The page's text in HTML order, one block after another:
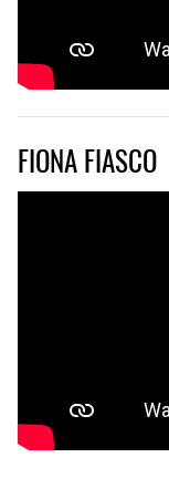
FIONA FIASCO